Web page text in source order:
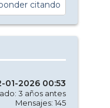
citando
01-2026 00:53
3 años antes
Mensajes: 145